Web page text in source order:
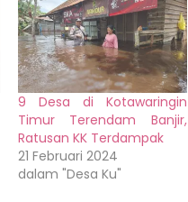
9 Desa di Kotawaringin
Timur Terendam Banjir,
Ratusan KK Terdampak
21 Februari 2024
dalam "Desa Ku"